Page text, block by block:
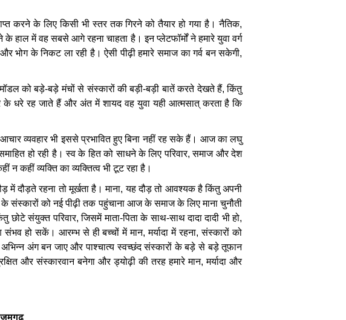
करने के लिए किसी भी स्तर तक गिरने को तैयार हो गया है। नैतिक,
के हाल में वह सबसे आगे रहना चाहता है। इन प्लेटफॉर्मों ने हमारे युवा वर्ग
और भोग के निकट ला रही है। ऐसी पीढ़ी हमारे समाज का गर्व बन सकेगी,
को बड़े-बड़े मंचों से संस्कारों की बड़ी-बड़ी बातें करते देखते हैं,किंतु
के धरे रह जाते हैं और अंत में शायद वह युवा यही आत्मसात् करता है कि
आचार व्यवहार भी इससे प्रभावित हुए बिना नहीं रह सके हैं। आज का लघु
हो रही है। स्व के हित को साधने के लिए परिवार,समाज और देश
न कहीं व्यक्ति का व्यक्तित्व भी टूट रहा है।
में दौड़ते रहना तो मूर्खता है। माना,यह दौड़ तो आवश्यक है किंतु अपनी
के संस्कारों को नई पीढ़ी तक पहुंचाना आज के समाज के लिए माना चुनौती
छोटे संयुक्त परिवार,जिसमें माता-पिता के साथ-साथ दादा दादी भी हो,
संभव हो सकें। आरम्भ से ही बच्चों में मान,मर्यादा में रहना,संस्कारों को
अभिन्न अंग बन जाए और पाश्चात्य स्वच्छंद संस्कारों के बड़े से बड़े तूफान
और संस्कारवान बनेगा और ड्योढ़ी की तरह हमारे मान,मर्यादा और